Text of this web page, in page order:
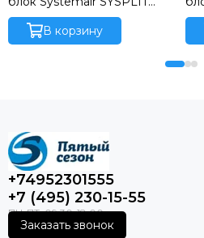
WALL SMART 09 V2 EVO HP
В корзину
+74952301555
+7 (495) 230-15-55
Заказать звонок